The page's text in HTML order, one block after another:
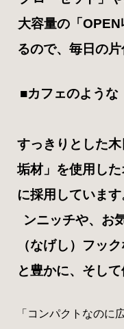
大容量の「
るので、毎日の片
■カフェのような
すっきりとした
垢材」を使用し
に採用していま
ンニッチや、お
（なげし）フッ
と豊かに、そし
「コンパクトなのに